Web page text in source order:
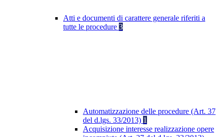
Atti e documenti di carattere generale riferiti a
tutte le procedure 3
Automatizzazione delle procedure (Art. 37
del d.lgs. 33/2013) 1
Acquisizione interesse realizzazione opere